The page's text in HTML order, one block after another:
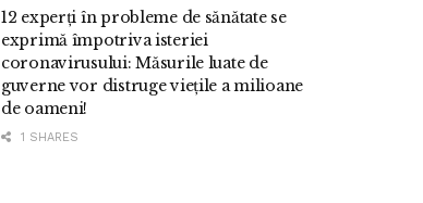
12 experți în probleme de sănătate se
exprimă împotriva isteriei
coronavirusului: Măsurile luate de
guverne vor distruge viețile a milioane
de oameni!
1 SHARES